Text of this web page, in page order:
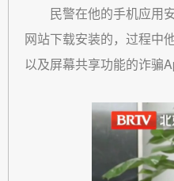
民警在他的手机应用
网站下载安装的，过程中
以及屏幕共享功能的诈骗